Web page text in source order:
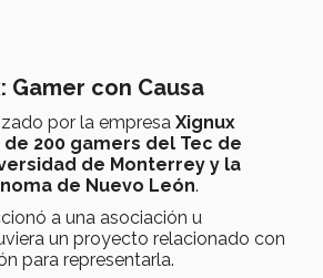
Gamer con Causa
por la empresa Xignux
200 gamers del Tec de
de Monterrey y la
de Nuevo León.
a una asociación u
un proyecto relacionado con
para representarla.